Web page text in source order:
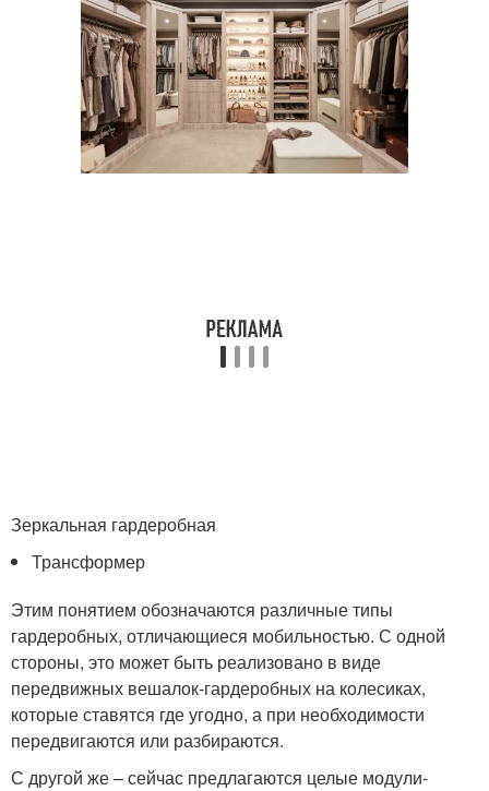
Зеркальная гардеробная
Трансформер
Этим понятием обозначаются различные типы
гардеробных, отличающиеся мобильностью. С одной
стороны, это может быть реализовано в виде
передвижных вешалок-гардеробных на колесиках,
которые ставятся где угодно, а при необходимости
передвигаются или разбираются.
С другой же – сейчас предлагаются целые модули-